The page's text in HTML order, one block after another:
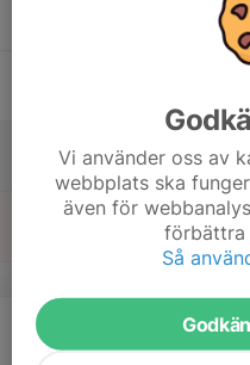
20
Mån
Vi använder oss av
webbplats ska
även för
förbättra
Så